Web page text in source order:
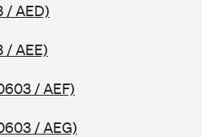
/ AED)
/ AEE)
/ AEF)
/ AEG)